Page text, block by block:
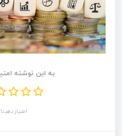
به این نوشته
امتیاز دهید!